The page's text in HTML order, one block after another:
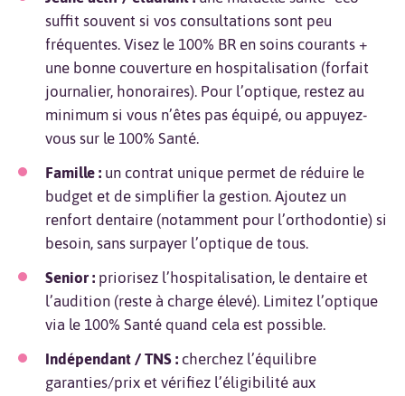
suffit souvent si vos consultations sont peu
fréquentes. Visez le 100% BR en soins courants +
une bonne couverture en hospitalisation (forfait
journalier, honoraires). Pour l’optique, restez au
minimum si vous n’êtes pas équipé, ou appuyez-
vous sur le 100% Santé.
Famille : un contrat unique permet de réduire le
budget et de simplifier la gestion. Ajoutez un
renfort dentaire (notamment pour l’orthodontie) si
besoin, sans surpayer l’optique de tous.
Senior : priorisez l’hospitalisation, le dentaire et
l’audition (reste à charge élevé). Limitez l’optique
via le 100% Santé quand cela est possible.
Indépendant / TNS : cherchez l’équilibre
garanties/prix et vérifiez l’éligibilité aux